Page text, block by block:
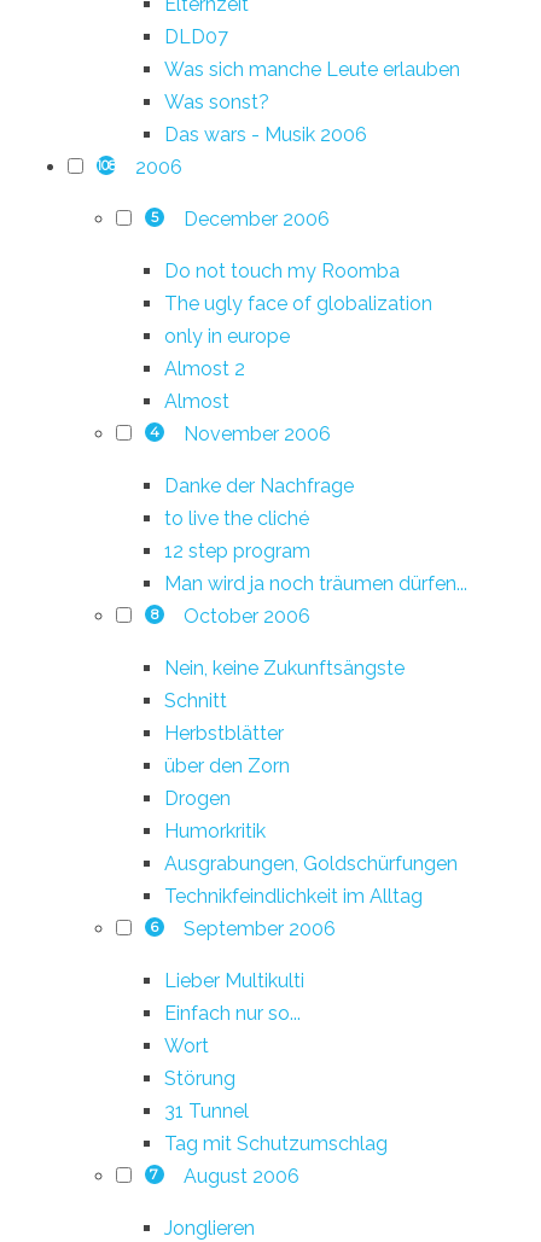
DLD07
Was sich manche Leute erlauben
Was sonst?
Das wars - Musik 2006
108 2006
5 December 2006
Do not touch my Roomba
The ugly face of globalization
only in europe
Almost 2
Almost
4 November 2006
Danke der Nachfrage
to live the cliché
12 step program
Man wird ja noch träumen dürfen...
8 October 2006
Nein, keine Zukunftsängste
Schnitt
Herbstblätter
über den Zorn
Drogen
Humorkritik
Ausgrabungen, Goldschürfungen
Technikfeindlichkeit im Alltag
6 September 2006
Lieber Multikulti
Einfach nur so...
Wort
Störung
31 Tunnel
Tag mit Schutzumschlag
7 August 2006
Jonglieren